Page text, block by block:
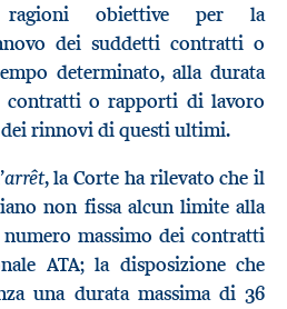
ragioni obiettive per la
dei suddetti contratti o
determinato, alla durata
contratti o rapporti di lavoro
dei rinnovi di questi ultimi.
arrêt, la Corte ha rilevato che il
non fissa alcun limite alla
massimo dei contratti
ATA; la disposizione che
una durata massima di 36